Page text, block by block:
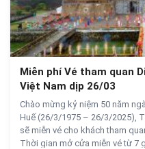
Miễn phí Vé tham quan
Việt Nam dịp 26/03
Chào mừng kỷ niệm 50 năm
Huế (26/3/1975 – 26/3/2025),
sẽ miễn vé cho khách tham
Thời gian mở cửa miễn vé từ 7